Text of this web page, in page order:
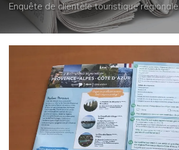
Enquête de clientèle touristique régionale